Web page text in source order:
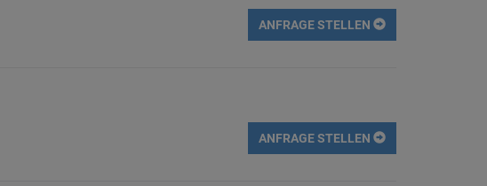
ANFRAGE STELLEN
ANFRAGE STELLEN